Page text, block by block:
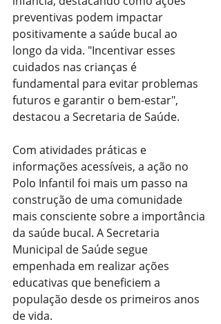
preventivas podem impactar
positivamente a saúde bucal ao
longo da vida. "Incentivar esses
cuidados nas crianças é
fundamental para evitar problemas
futuros e garantir o bem-estar",
destacou a Secretaria de Saúde.
Com atividades práticas e
informações acessíveis, a ação no
Polo Infantil foi mais um passo na
construção de uma comunidade
mais consciente sobre a importância
da saúde bucal. A Secretaria
Municipal de Saúde segue
empenhada em realizar ações
educativas que beneficiem a
população desde os primeiros anos
de vida.